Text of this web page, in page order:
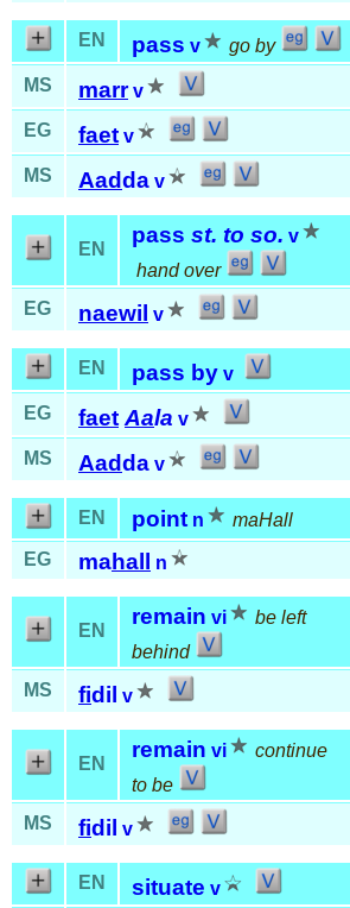
EN pass v
go by
MS
marr v
EG faet v
MS Aadda v
EN
pass st. to so. v
hand over
EG
naewil v
EN pass by v
EG
faet Aala v
MS Aadda v
EN point n
maHall
EG
mahall n
EN
remain vi
be left
behind
MS
fidil v
EN
remain vi
continue
to be
MS
fidil v
EN situate v